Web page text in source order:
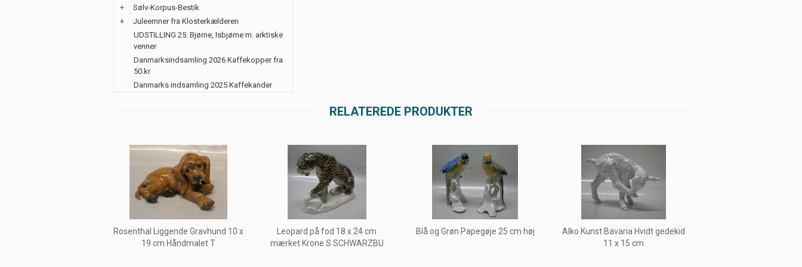
+
Sølv-Korpus-Bestik
+
Juleemner fra Klosterkælderen
UDSTILLING 25: Bjørne, Isbjørne m. arktiske
venner
Danmarksindsamling 2026 Kaffekopper fra
50 kr
Danmarks indsamling 2025 Kaffekander
RELATEREDE PRODUKTER
Rosenthal Liggende Gravhund 10 x
19 cm Håndmalet T
Leopard på fod 18 x 24 cm
mærket Krone S SCHWARZBU
Blå og Grøn Papegøje 25 cm høj
Alko Kunst Bavaria Hvidt gedekid
11 x 15 cm